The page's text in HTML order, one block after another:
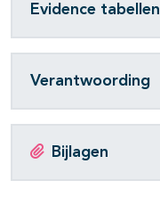
Evidence tabellen
Verantwoording
Bijlagen